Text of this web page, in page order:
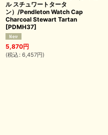
ル スチュワートタータ
ン）/Pendleton Watch Cap
Charcoal Stewart Tartan
[PDMH37]
5,870円
(税込 : 6,457円)